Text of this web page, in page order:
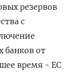
резервов
с
банков от
время - ЕС